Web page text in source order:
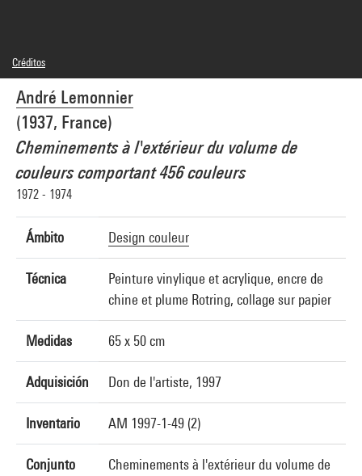
André Lemonnier
(1937, France)
Cheminements à l'extérieur du volume de
couleurs comportant 456 couleurs
1972 - 1974
Ámbito Design couleur
Técnica
Peinture vinylique et acrylique, encre de
chine et plume Rotring, collage sur papier
Medidas 65 x 50 cm
Adquisición Don de l'artiste, 1997
Inventario AM 1997-1-49 (2)
Conjunto
Cheminements à l'extérieur du volume de
Créditos
© Adagp, Paris
Créditos fotográficos : Centre Pompidou, MNAM-CCI/Bertrand Prévost/Dist.
GrandPalaisRmn
Referencia de la imagen : 4N45068
Difusión de la imagen :GrandPalaisRmnPhoto